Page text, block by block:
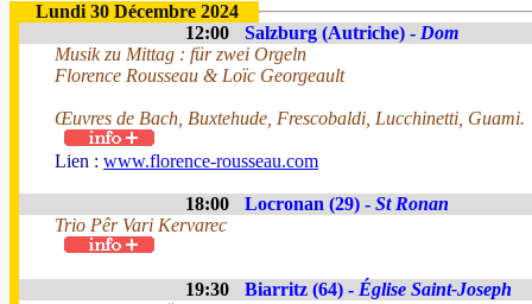
Lundi 30 Décembre 2024
12:00
Salzburg (Autriche) - Dom
Musik zu Mittag : für zwei Orgeln
Florence Rousseau & Loïc Georgeault
Œuvres de Bach, Buxtehude, Frescobaldi, Lucchinetti, Guami.
Lien : www.florence-rousseau.com
18:00 Locronan (29) - St Ronan
Trio Pêr Vari Kervarec
19:30 Biarritz (64) - Église Saint-Joseph